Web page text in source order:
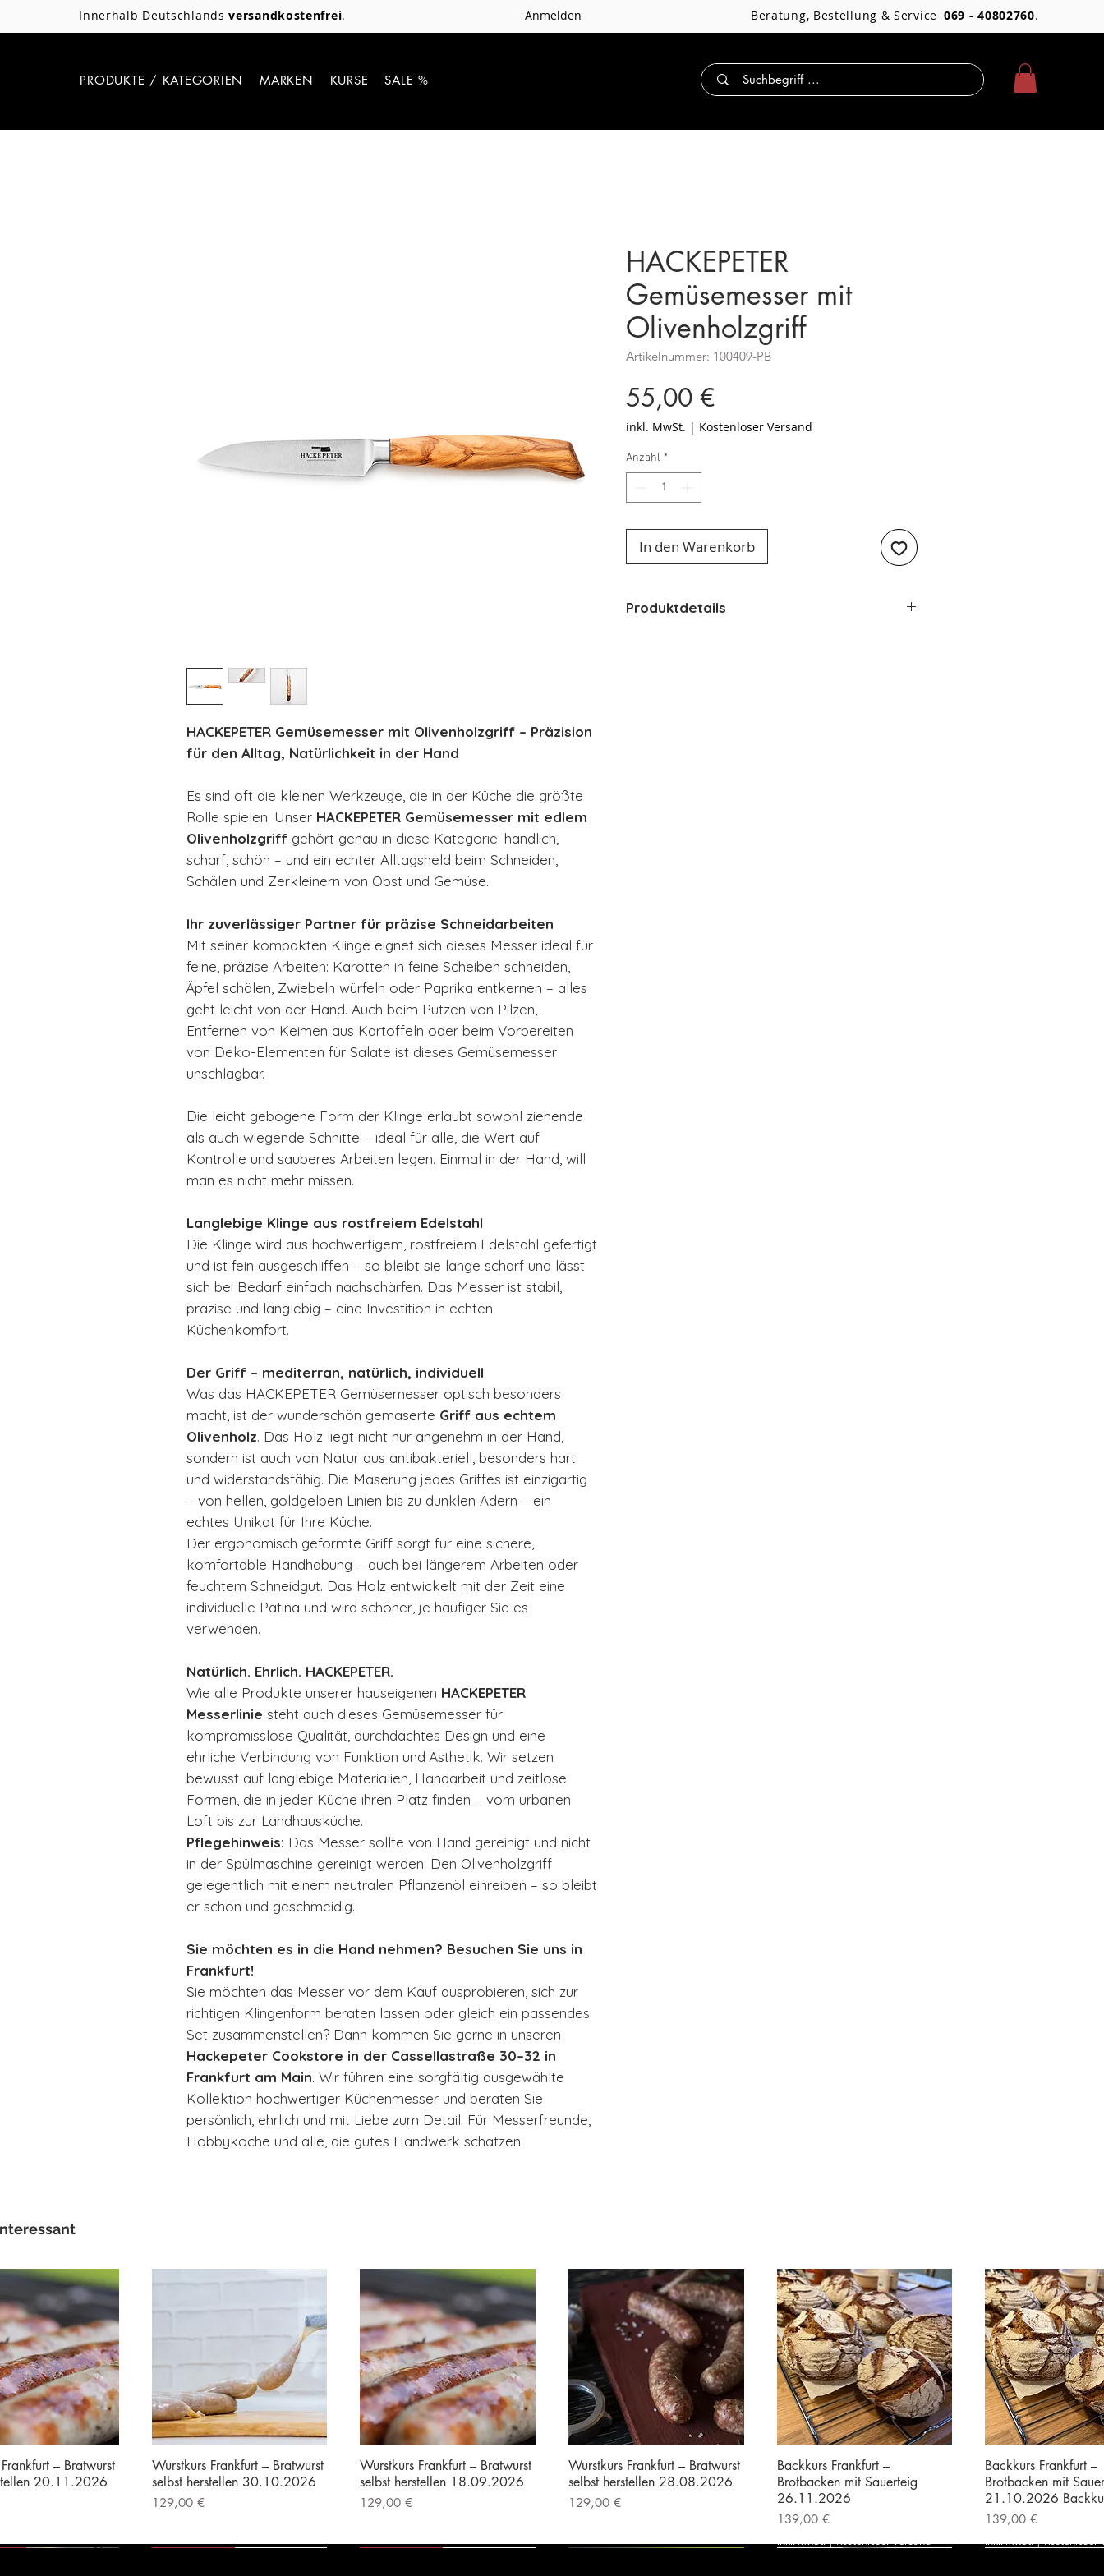
Innerhalb Deutschlandsversandkostenfrei. Anmelden Beratung, Bestellung & Service 069 - 40802760.
PRODUKTE / KATEGORIEN MARKEN KURSE SALE %
HACKEPETER Gemüsemesser mit Olivenholzgriff – Präzision
für den Alltag, Natürlichkeit in der Hand
Es sind oft die kleinen Werkzeuge, die in der Küche die größte
Rolle spielen. Unser HACKEPETER Gemüsemesser mit edlem
Olivenholzgriff gehört genau in diese Kategorie: handlich,
scharf, schön – und ein echter Alltagsheld beim Schneiden,
Schälen und Zerkleinern von Obst und Gemüse.
Ihr zuverlässiger Partner für präzise Schneidarbeiten
Mit seiner kompakten Klinge eignet sich dieses Messer ideal für
feine, präzise Arbeiten: Karotten in feine Scheiben schneiden,
Äpfel schälen, Zwiebeln würfeln oder Paprika entkernen – alles
geht leicht von der Hand. Auch beim Putzen von Pilzen,
Entfernen von Keimen aus Kartoffeln oder beim Vorbereiten
von Deko-Elementen für Salate ist dieses Gemüsemesser
unschlagbar.
Die leicht gebogene Form der Klinge erlaubt sowohl ziehende
als auch wiegende Schnitte – ideal für alle, die Wert auf
Kontrolle und sauberes Arbeiten legen. Einmal in der Hand, will
man es nicht mehr missen.
Langlebige Klinge aus rostfreiem Edelstahl
Die Klinge wird aus hochwertigem, rostfreiem Edelstahl gefertigt
und ist fein ausgeschliffen – so bleibt sie lange scharf und lässt
sich bei Bedarf einfach nachschärfen. Das Messer ist stabil,
präzise und langlebig – eine Investition in echten
Küchenkomfort.
Der Griff – mediterran, natürlich, individuell
Was das HACKEPETER Gemüsemesser optisch besonders
macht, ist der wunderschön gemaserte Griff aus echtem
Olivenholz. Das Holz liegt nicht nur angenehm in der Hand,
sondern ist auch von Natur aus antibakteriell, besonders hart
und widerstandsfähig. Die Maserung jedes Griffes ist einzigartig
– von hellen, goldgelben Linien bis zu dunklen Adern – ein
echtes Unikat für Ihre Küche.
Der ergonomisch geformte Griff sorgt für eine sichere,
komfortable Handhabung – auch bei längerem Arbeiten oder
feuchtem Schneidgut. Das Holz entwickelt mit der Zeit eine
individuelle Patina und wird schöner, je häufiger Sie es
verwenden.
Natürlich. Ehrlich. HACKEPETER.
Wie alle Produkte unserer hauseigenen HACKEPETER
Messerlinie steht auch dieses Gemüsemesser für
kompromisslose Qualität, durchdachtes Design und eine
ehrliche Verbindung von Funktion und Ästhetik. Wir setzen
bewusst auf langlebige Materialien, Handarbeit und zeitlose
Formen, die in jeder Küche ihren Platz finden – vom urbanen
Loft bis zur Landhausküche.
Pflegehinweis: Das Messer sollte von Hand gereinigt und nicht
in der Spülmaschine gereinigt werden. Den Olivenholzgriff
gelegentlich mit einem neutralen Pflanzenöl einreiben – so bleibt
er schön und geschmeidig.
Sie möchten es in die Hand nehmen? Besuchen Sie uns in
Frankfurt!
Sie möchten das Messer vor dem Kauf ausprobieren, sich zur
richtigen Klingenform beraten lassen oder gleich ein passendes
Set zusammenstellen? Dann kommen Sie gerne in unseren
Hackepeter Cookstore in der Cassellastraße 30–32 in
Frankfurt am Main. Wir führen eine sorgfältig ausgewählte
Kollektion hochwertiger Küchenmesser und beraten Sie
persönlich, ehrlich und mit Liebe zum Detail. Für Messerfreunde,
Hobbyköche und alle, die gutes Handwerk schätzen.
HACKEPETER
Gemüsemesser mit
Olivenholzgriff
Artikelnummer: 100409-PB
55,00 €Preis
inkl. MwSt. | Kostenloser Versand
Anzahl *
In den Warenkorb
Produktdetails
– Bratwurst
20.11.2026
Wurstkurs Frankfurt – Bratwurst
selbst herstellen 30.10.2026
Preis
129,00 €
Wurstkurs Frankfurt – Bratwurst
selbst herstellen 18.09.2026
Preis
129,00 €
Wurstkurs Frankfurt – Bratwurst
selbst herstellen 28.08.2026
Preis
129,00 €
Backkurs Frankfurt –
Brotbacken mit Sauerteig
26.11.2026
Preis
139,00 €
Backkurs Frankfurt –
Brotbacken mit
21.10.2026
Preis
139,00 €